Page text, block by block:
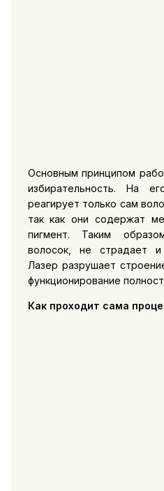
Основным принципом
избирательность. На
реагирует только сам
так как они содержат
пигмент. Таким
волосок, не страдает и
Лазер разрушает
функционирование
Как проходит сама